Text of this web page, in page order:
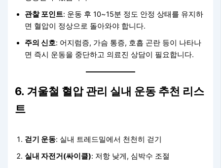
관찰 포인트: 운동 후 10~15분 정도 안정 상태를 유지하
면 혈압이 정상으로 돌아와야 합니다.
주의 신호: 어지럼증, 가슴 통증, 호흡 곤란 등이 나타나
면 즉시 운동을 중단하고 의료진 상담이 필요합니다.
6. 겨울철 혈압 관리 실내 운동 추천 리스
트
걷기 운동: 실내 트레드밀에서 천천히 걷기
실내 자전거(싸이클): 저항 낮게, 심박수 조절